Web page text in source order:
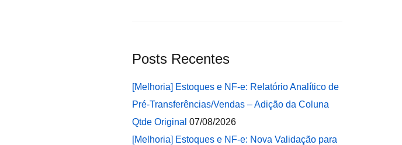
Posts Recentes
[Melhoria] Estoques e NF-e: Relatório Analítico de
Pré-Transferências/Vendas – Adição da Coluna
Qtde Original 07/08/2026
[Melhoria] Estoques e NF-e: Nova Validação para